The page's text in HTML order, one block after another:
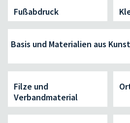
Fußabdruck
Basis und Materialien aus
Filze und
Verbandmaterial